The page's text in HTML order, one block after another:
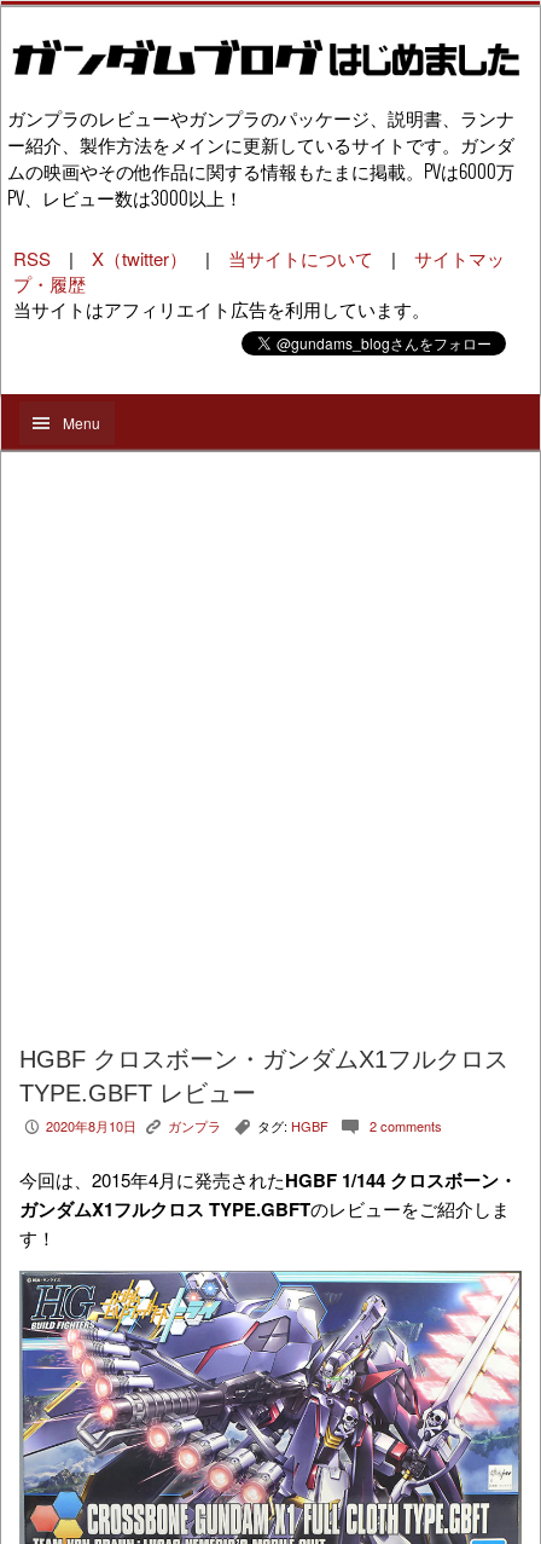
ガンプラのレビューやガンプラのパッケージ、説明書、ランナ
ー紹介、製作方法をメインに更新しているサイトです。ガンダ
ムの映画やその他作品に関する情報もたまに掲載。PVは6000万
PV、レビュー数は3000以上！
RSS | X（twitter） | 当サイトについて | サイトマッ
プ・履歴
当サイトはアフィリエイト広告を利用しています。
Menu
HGBF クロスボーン・ガンダムX1フルクロス
TYPE.GBFT レビュー
P 2020年8月10日 K ガンプラ , タグ: HGBF c 2 comments
今回は、2015年4月に発売されたHGBF 1/144 クロスボーン・
ガンダムX1フルクロス TYPE.GBFTのレビューをご紹介しま
す！